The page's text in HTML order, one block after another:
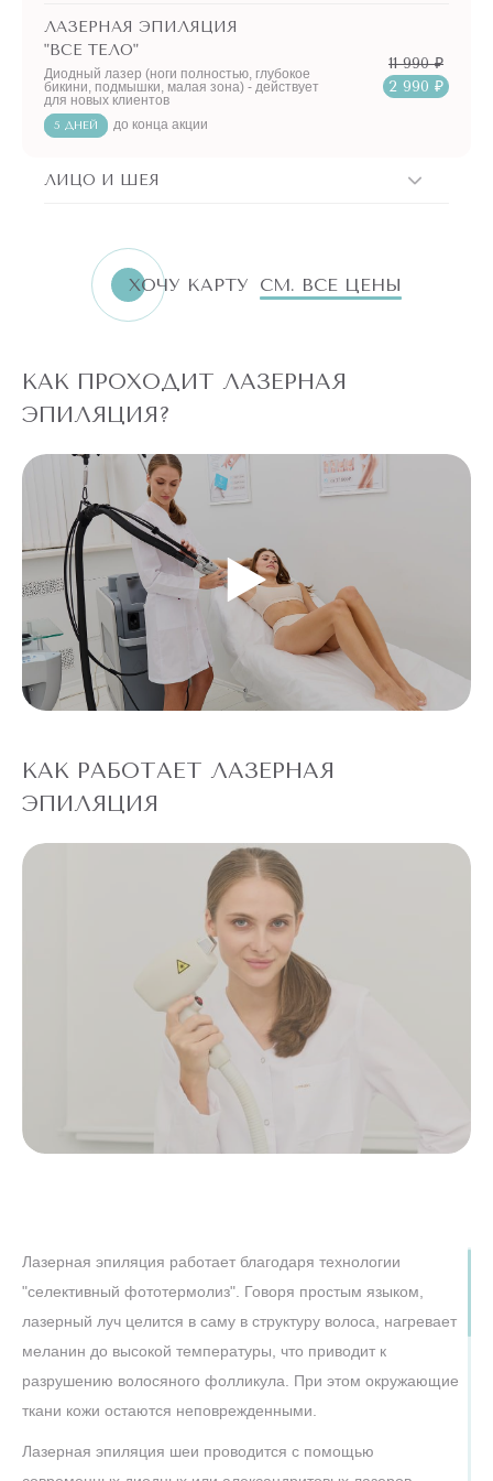
ЛАЗЕРНАЯ ЭПИЛЯЦИЯ
"ВСЕ ТЕЛО"
Диодный лазер (ноги полностью, глубокое
бикини, подмышки, малая зона) - действует
для новых клиентов
5 ДНЕЙ до конца акции
11 990 ₽
2 990 ₽
ЛИЦО И ШЕЯ
ХОЧУ КАРТУ СМ. ВСЕ ЦЕНЫ
КАК ПРОХОДИТ ЛАЗЕРНАЯ
ЭПИЛЯЦИЯ?
КАК РАБОТАЕТ ЛАЗЕРНАЯ
ЭПИЛЯЦИЯ
Лазерная эпиляция работает благодаря технологии
"селективный фототермолиз". Говоря простым языком,
лазерный луч целится в саму в структуру волоса, нагревает
меланин до высокой температуры, что приводит к
разрушению волосяного фолликула. При этом окружающие
ткани кожи остаются неповрежденными.
Лазерная эпиляция шеи проводится с помощью